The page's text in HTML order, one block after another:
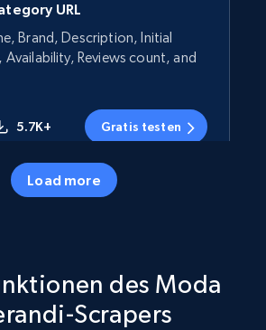
URL
Brand, Description, Initial
Availability, Reviews count, and
5.7K+ Gratis testen
Availability, Reviews count, and
Load more
des Moda
Scrapers